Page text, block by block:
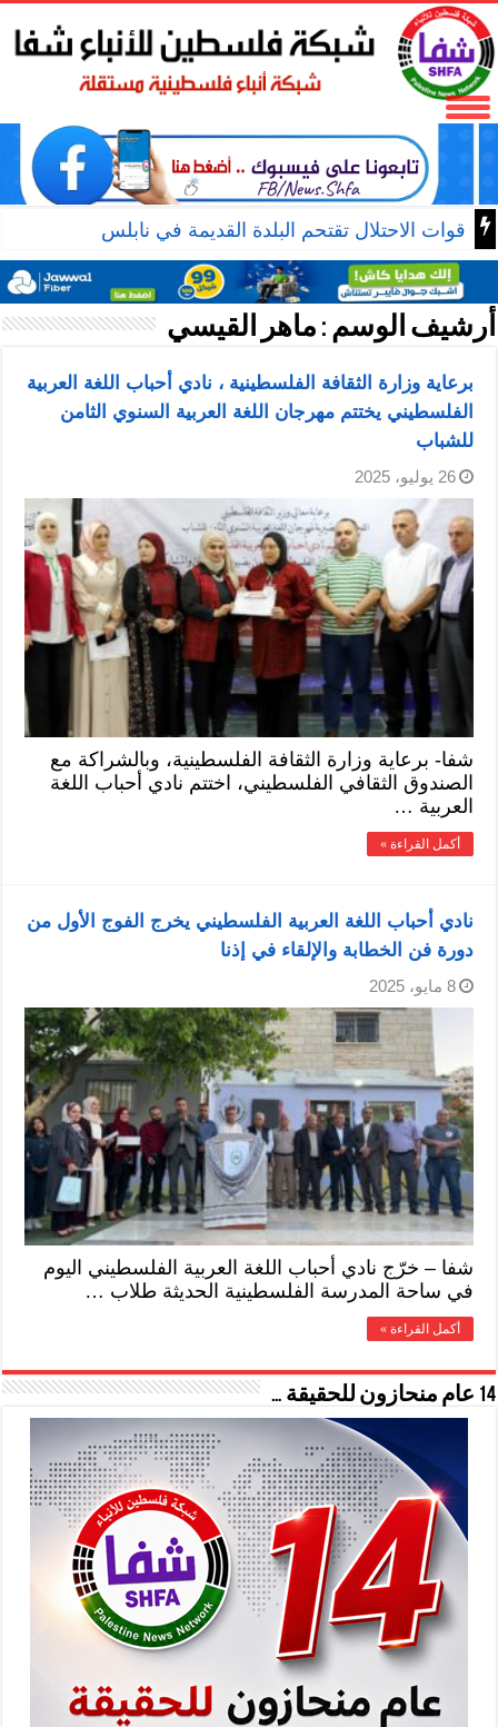
قوات الاحتلال تقتحم البلدة القديمة في نابلس
أرشيف الوسم : ماهر القيسي
برعاية وزارة الثقافة الفلسطينية ، نادي أحباب اللغة العربية
الفلسطيني يختتم مهرجان اللغة العربية السنوي الثامن
للشباب
26 يوليو، 2025
شفا- برعاية وزارة الثقافة الفلسطينية، وبالشراكة مع
الصندوق الثقافي الفلسطيني، اختتم نادي أحباب اللغة
العربية …
أكمل القراءة »
نادي أحباب اللغة العربية الفلسطيني يخرج الفوج الأول من
دورة فن الخطابة والإلقاء في إذنا
8 مايو، 2025
شفا – خرّج نادي أحباب اللغة العربية الفلسطيني اليوم
في ساحة المدرسة الفلسطينية الحديثة طلاب …
أكمل القراءة »
14 عام منحازون للحقيقة …